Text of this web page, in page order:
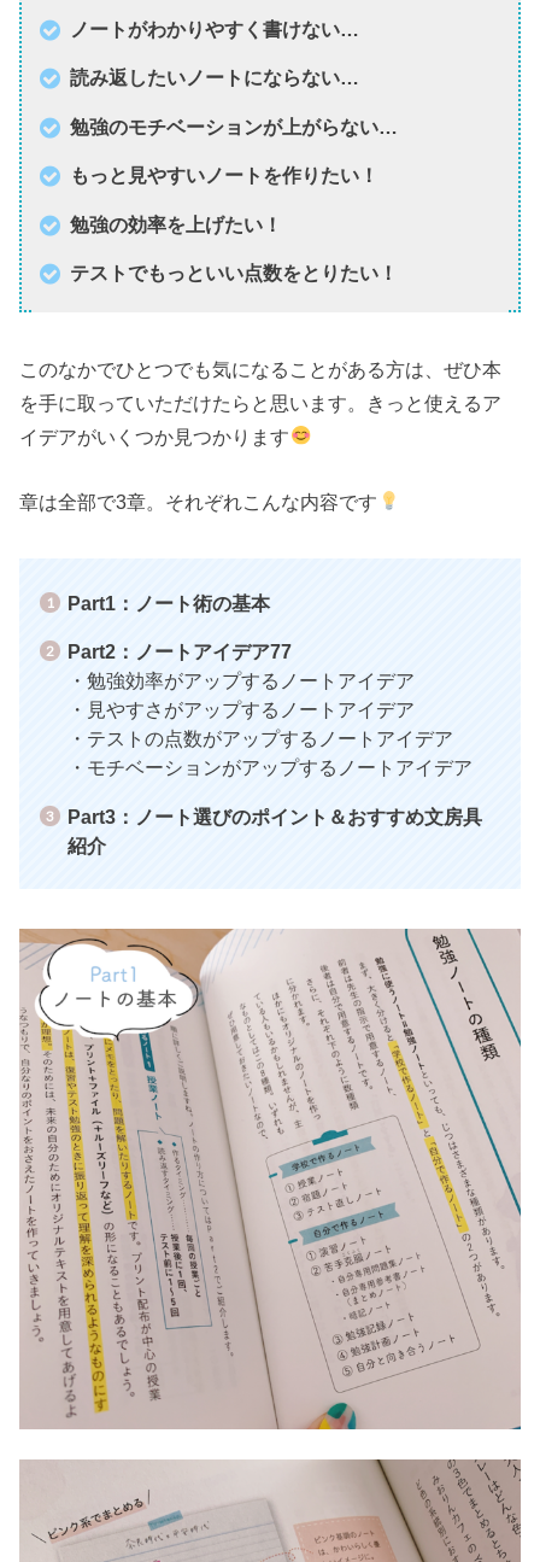
ノートがわかりやすく書けない…
読み返したいノートにならない…
勉強のモチベーションが上がらない…
もっと見やすいノートを作りたい！
勉強の効率を上げたい！
テストでもっといい点数をとりたい！
このなかでひとつでも気になることがある方は、ぜひ本
を手に取っていただけたらと思います。きっと使えるア
イデアがいくつか見つかります
章は全部で3章。それぞれこんな内容です
Part1：ノート術の基本
Part2：ノートアイデア77
・勉強効率がアップするノートアイデア
・見やすさがアップするノートアイデア
・テストの点数がアップするノートアイデア
・モチベーションがアップするノートアイデア
Part3：ノート選びのポイント＆おすすめ文房具
紹介